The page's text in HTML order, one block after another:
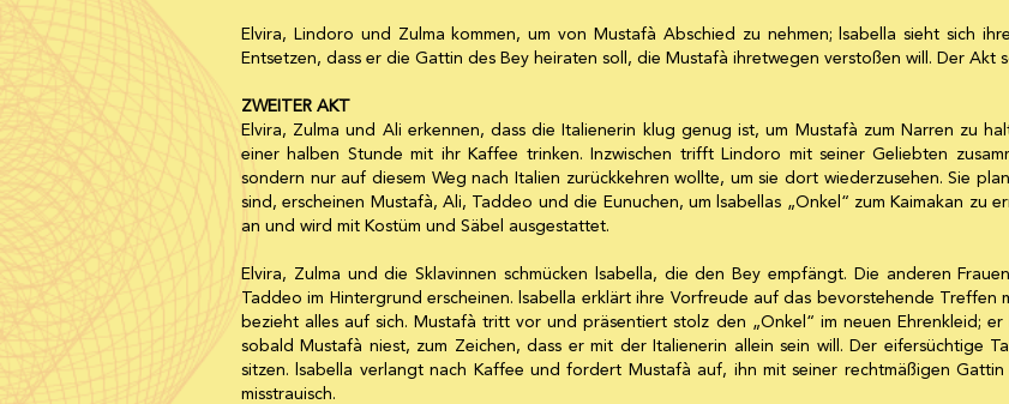
Elvira, Lindoro und Zulma kommen, um von Mustafà Abschied zu nehmen; lsabella sieht sich
Entsetzen, dass er die Gattin des Bey heiraten soll, die Mustafà ihretwegen verstoßen will. Der Akt
ZWEITER AKT
Elvira, Zulma und Ali erkennen, dass die Italienerin klug genug ist, um Mustafà zum Narren zu
einer halben Stunde mit ihr Kaffee trinken. Inzwischen trifft Lindoro mit seiner Geliebten
sondern nur auf diesem Weg nach Italien zurückkehren wollte, um sie dort wiederzusehen. Sie
sind, erscheinen Mustafà, Ali, Taddeo und die Eunuchen, um lsabellas „Onkel“ zum Kaimakan zu
an und wird mit Kostüm und Säbel ausgestattet.
Elvira, Zulma und die Sklavinnen schmücken lsabella, die den Bey empfängt. Die anderen
Taddeo im Hintergrund erscheinen. lsabella erklärt ihre Vorfreude auf das bevorstehende
bezieht alles auf sich. Mustafà tritt vor und präsentiert stolz den „Onkel“ im neuen Ehrenkleid;
sobald Mustafà niest, zum Zeichen, dass er mit der Italienerin allein sein will. Der eifersüchtige
sitzen. lsabella verlangt nach Kaffee und fordert Mustafà auf, ihn mit seiner rechtmäßigen
misstrauisch.